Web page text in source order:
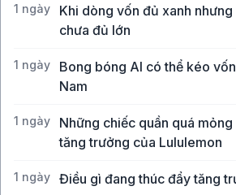
1 ngày
Khi dòng vốn đủ xanh
chưa đủ lớn
1 ngày
Bong bóng AI có thể kéo
Nam
1 ngày
Những chiếc quần quá
tăng trưởng của Lululemon
1 ngày Điều gì đang thúc đẩy tăng